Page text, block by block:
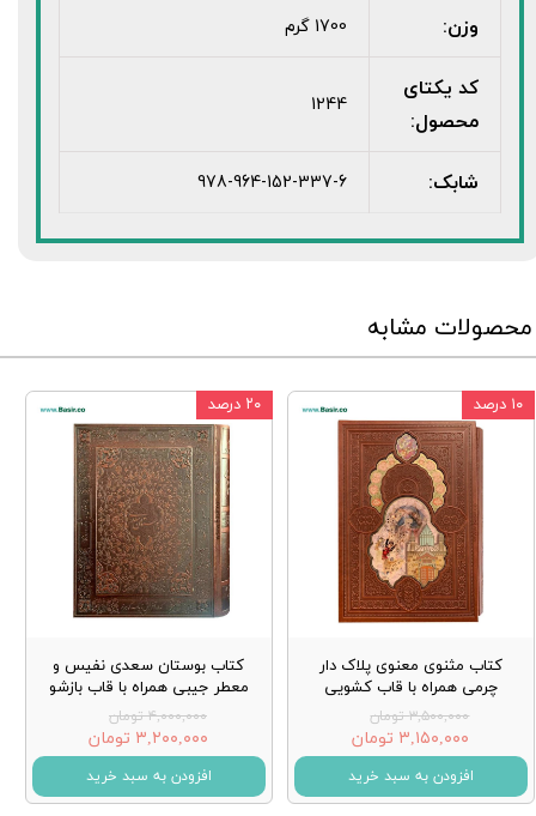
وزن: 1700 گرم
کد یکتای
محصول:
1244
شابک: 978-964-152-337-6
محصولات مشابه
کتاب مثنوی معنوی پلاک دار
چرمی همراه با قاب کشویی
۳,۵۰۰,۰۰۰ تومان
۳,۱۵۰,۰۰۰ تومان
افزودن به سبد خرید
۱۰ درصد
کتاب بوستان سعدی نفیس و
معطر جیبی همراه با قاب بازشو
۴,۰۰۰,۰۰۰ تومان
۳,۲۰۰,۰۰۰ تومان
افزودن به سبد خرید
۲۰ درصد